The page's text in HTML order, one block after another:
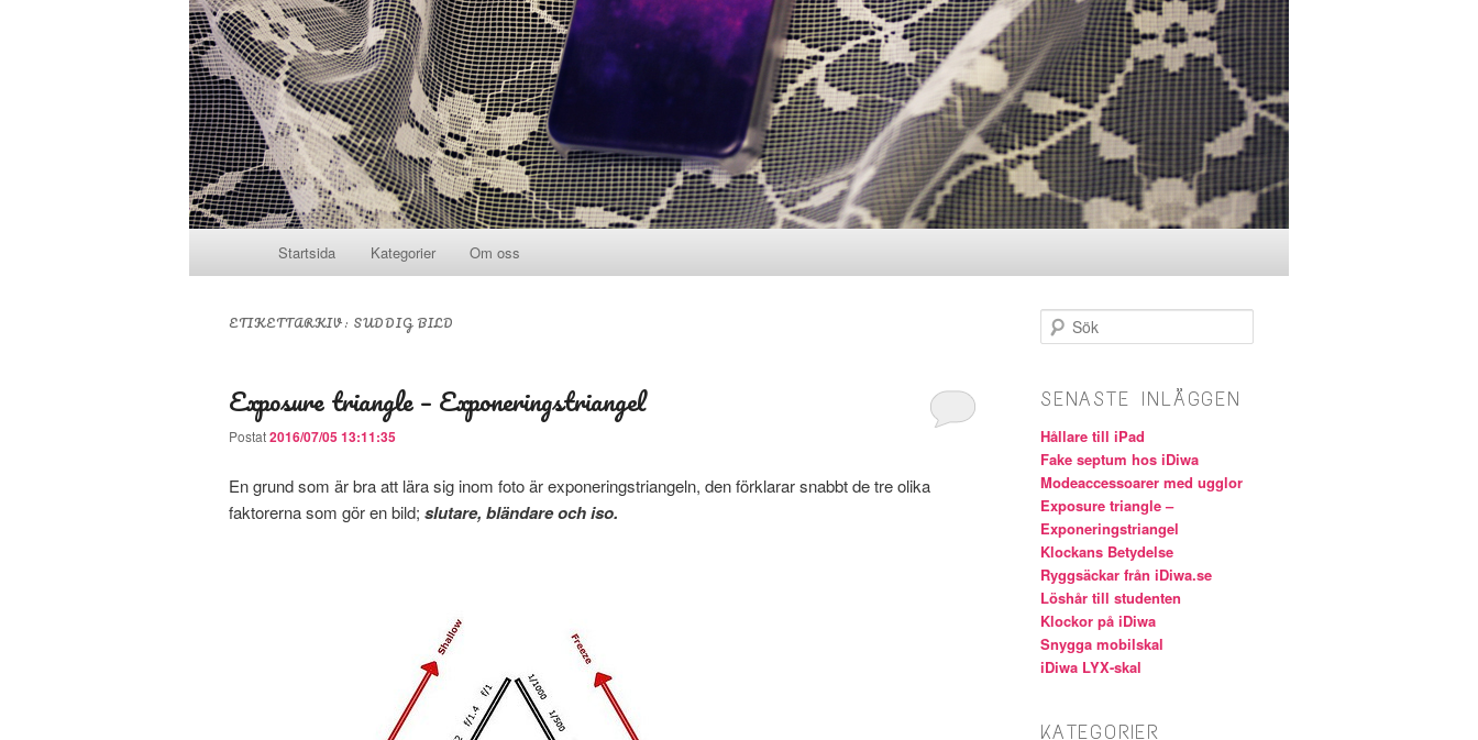
Hoppa till huvudinnehåll
Hoppa till sekundärt innehåll
Startsida Kategorier Om oss
ETIKETTARKIV: SUDDIG BILD
Exposure triangle – Exponeringstriangel
Postat2016/07/05 13:11:35
En grund som är bra att lära sig inom foto är exponeringstriangeln, den förklarar snabbt de tre olika
faktorerna som gör en bild; slutare, bländare och iso.
Sök
SENASTE INLÄGGEN
Hållare till iPad
Fake septum hos iDiwa
Modeaccessoarer med ugglor
Exposure triangle –
Exponeringstriangel
Klockans Betydelse
Ryggsäckar från iDiwa.se
Löshår till studenten
Klockor på iDiwa
Snygga mobilskal
iDiwa LYX-skal
KATEGORIER